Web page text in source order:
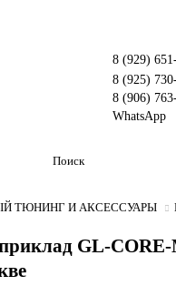
8 (929)
8 (925)
8 (906)
WhatsApp
ТЮНИНГ И АКСЕССУАРЫ
GL-CORE-